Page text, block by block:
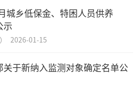
城乡低保金、特困人员供养
示
2026-01-15
于新纳入监测对象确定名单公